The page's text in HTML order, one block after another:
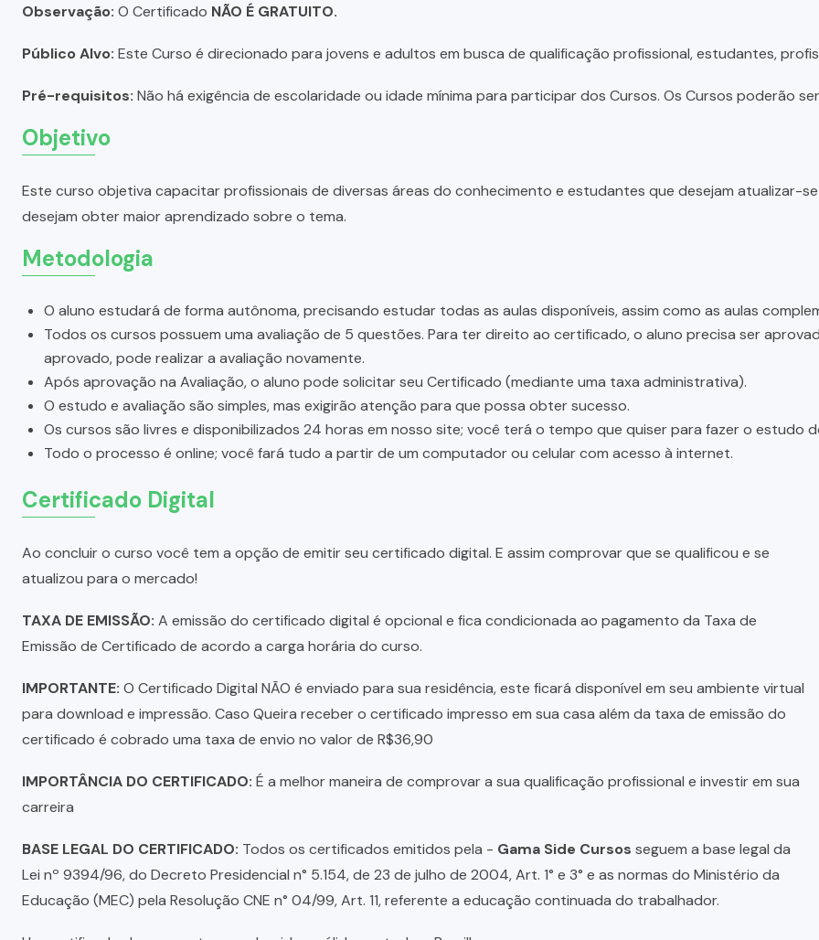
Observação: O Certificado NÃO É GRATUITO.
Público Alvo: Este Curso é direcionado para jovens e adultos em busca de qualificação profissional, estudantes,
Pré-requisitos: Não há exigência de escolaridade ou idade mínima para participar dos Cursos. Os Cursos poderão
Objetivo
Este curso objetiva capacitar profissionais de diversas áreas do conhecimento e estudantes que desejam atualizar-
desejam obter maior aprendizado sobre o tema.
Metodologia
O aluno estudará de forma autônoma, precisando estudar todas as aulas disponíveis, assim como as aulas
Todos os cursos possuem uma avaliação de 5 questões. Para ter direito ao certificado, o aluno precisa ser
aprovado, pode realizar a avaliação novamente.
Após aprovação na Avaliação, o aluno pode solicitar seu Certificado (mediante uma taxa administrativa).
O estudo e avaliação são simples, mas exigirão atenção para que possa obter sucesso.
Os cursos são livres e disponibilizados 24 horas em nosso site; você terá o tempo que quiser para fazer o estudo
Todo o processo é online; você fará tudo a partir de um computador ou celular com acesso à internet.
Certificado Digital
Ao concluir o curso você tem a opção de emitir seu certificado digital. E assim comprovar que se qualificou e se
atualizou para o mercado!
TAXA DE EMISSÃO: A emissão do certificado digital é opcional e fica condicionada ao pagamento da Taxa de
Emissão de Certificado de acordo a carga horária do curso.
IMPORTANTE: O Certificado Digital NÃO é enviado para sua residência, este ficará disponível em seu ambiente virtual
para download e impressão. Caso Queira receber o certificado impresso em sua casa além da taxa de emissão do
certificado é cobrado uma taxa de envio no valor de R$36,90
IMPORTÂNCIA DO CERTIFICADO: É a melhor maneira de comprovar a sua qualificação profissional e investir em sua
carreira
BASE LEGAL DO CERTIFICADO: Todos os certificados emitidos pela - Gama Side Cursos seguem a base legal da
Lei nº 9394/96, do Decreto Presidencial n° 5.154, de 23 de julho de 2004, Art. 1° e 3° e as normas do Ministério da
Educação (MEC) pela Resolução CNE n° 04/99, Art. 11, referente a educação continuada do trabalhador.